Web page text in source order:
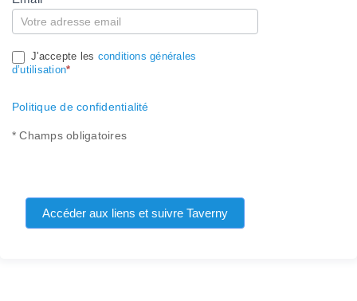
J'accepte les conditions générales
d’utilisation*
Politique de confidentialité
* Champs obligatoires
Accéder aux liens et suivre Taverny